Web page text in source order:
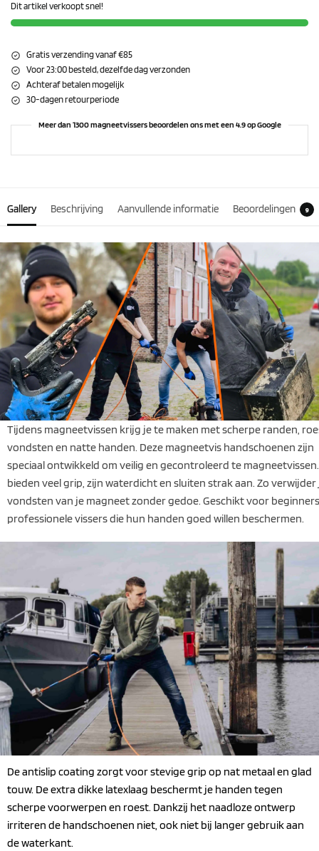
Dit artikel verkoopt snel!
Gratis verzending vanaf €85
Voor 23:00 besteld, dezelfde dag verzonden
Achteraf betalen mogelijk
30-dagen retourperiode
Meer dan 1300 magneetvissers beoordelen ons met een 4.9 op Google
Gallery Beschrijving Aanvullende informatie Beoordelingen 9
Tijdens magneetvissen krijg je te maken met scherpe randen,
vondsten en natte handen. Deze magneetvis handschoenen zijn
speciaal ontwikkeld om veilig en gecontroleerd te
bieden veel grip, zijn waterdicht en sluiten strak aan. Zo verwijder
vondsten van je magneet zonder gedoe. Geschikt voor
professionele vissers die hun handen goed willen beschermen.
De antislip coating zorgt voor stevige grip op nat metaal en glad
touw. De extra dikke latexlaag beschermt je handen tegen
scherpe voorwerpen en roest. Dankzij het naadloze ontwerp
irriteren de handschoenen niet, ook niet bij langer gebruik aan
de waterkant.